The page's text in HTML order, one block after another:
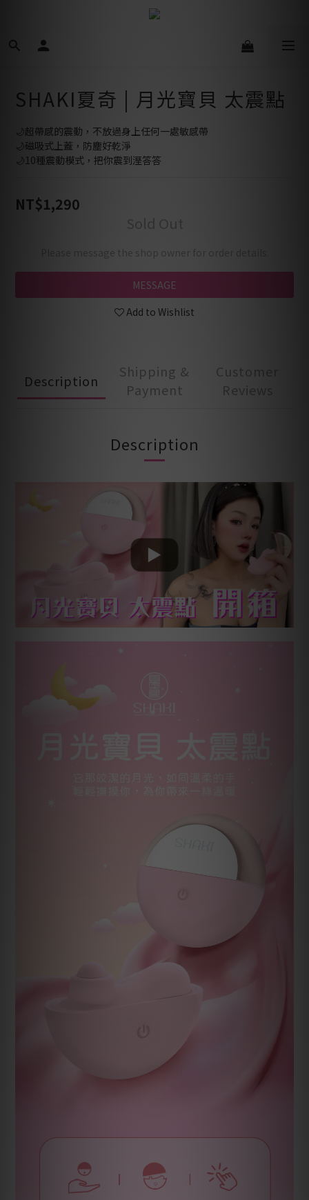
SHAKI夏奇 | 月光寶貝 太震點
🌙超帶感的震動，不放過身上任何一處敏感帶
🌙磁吸式上蓋，防塵好乾淨
🌙10種震動模式，把你震到溼答答
NT$1,290
Please message the shop owner for order details.
MESSAGE
Add to Wishlist
Description
Shipping &
Payment
Customer
Reviews
Description